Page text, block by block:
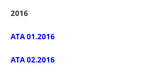
2016
ATA 01.2016
ATA 02.2016